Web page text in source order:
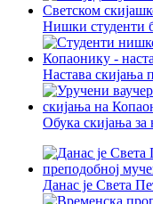
Нишки студенти
Настава скијања
Обука скијања за
Данас је Света